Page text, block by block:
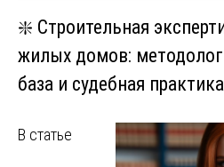
❇️ Строительная
жилых домов:
база и судебная практика
В статье